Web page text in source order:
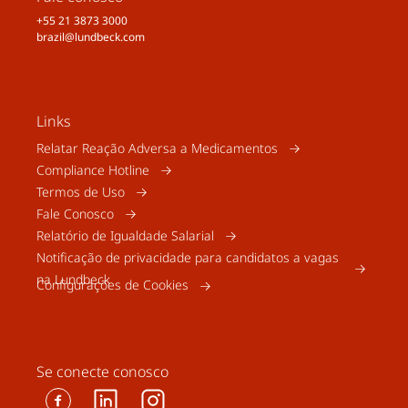
Suppl):S261–S266.
+55 21 3873 3000
brazil@lundbeck.com
Links
Relatar Reação Adversa a Medicamentos
Compliance Hotline
Termos de Uso
Fale Conosco
Relatório de Igualdade Salarial
Notificação de privacidade para candidatos a vagas
na Lundbeck
Configurações de Cookies
Se conecte conosco